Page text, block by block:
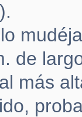
de
más